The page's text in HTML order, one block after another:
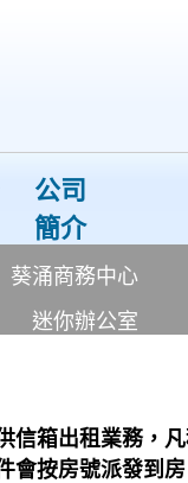
公司
簡介
葵涌商務中心
迷你辦公室
信箱出租業務，
會按房號派發到房